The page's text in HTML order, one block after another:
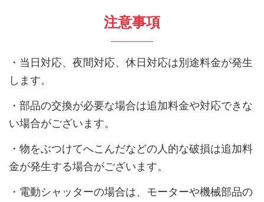
注意事項
・当日対応、夜間対応、休日対応は別途料金が発生
します。
・部品の交換が必要な場合は追加料金や対応できな
い場合がございます。
・物をぶつけてへこんだなどの人的な破損は追加料
金が発生する場合がございます。
・電動シャッターの場合は、モーターや機械部品の